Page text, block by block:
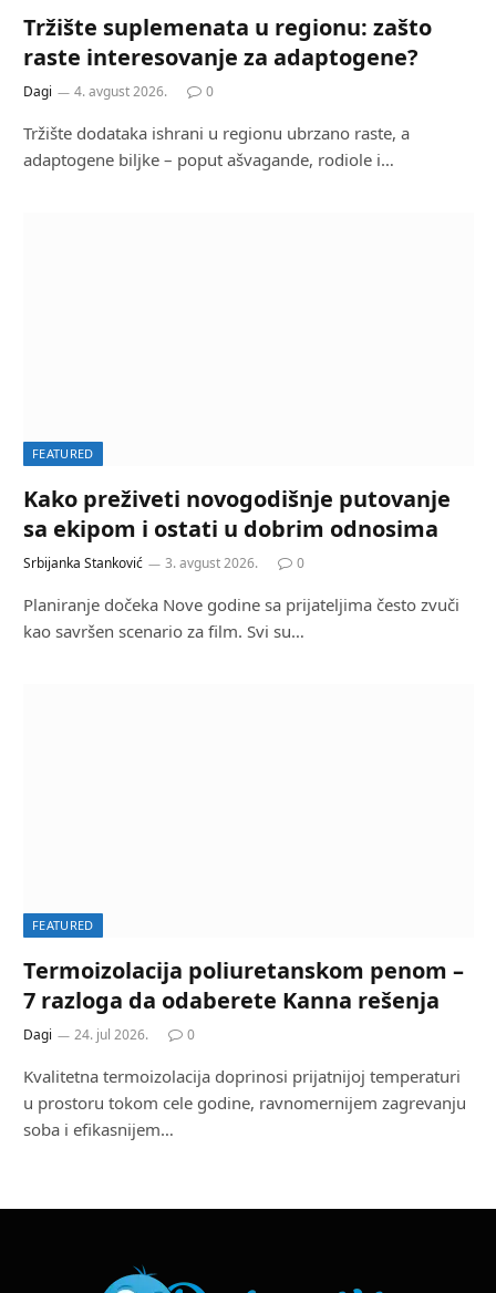
Tržište suplemenata u regionu: zašto
raste interesovanje za adaptogene?
Dagi 4. avgust 2026. 0
Tržište dodataka ishrani u regionu ubrzano raste, a
adaptogene biljke – poput ašvagande, rodiole i…
FEATURED
Kako preživeti novogodišnje putovanje
sa ekipom i ostati u dobrim odnosima
Srbijanka Stanković 3. avgust 2026. 0
Planiranje dočeka Nove godine sa prijateljima često zvuči
kao savršen scenario za film. Svi su…
FEATURED
Termoizolacija poliuretanskom penom –
7 razloga da odaberete Kanna rešenja
Dagi 24. jul 2026. 0
Kvalitetna termoizolacija doprinosi prijatnijoj temperaturi
u prostoru tokom cele godine, ravnomernijem zagrevanju
soba i efikasnijem…